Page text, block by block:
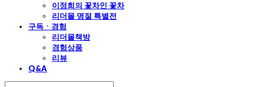
이정희의 꽃차인 꽃차
리더몰 명절 특별전
구독ㆍ경험
리더몰책방
경험상품
리뷰
Q&A